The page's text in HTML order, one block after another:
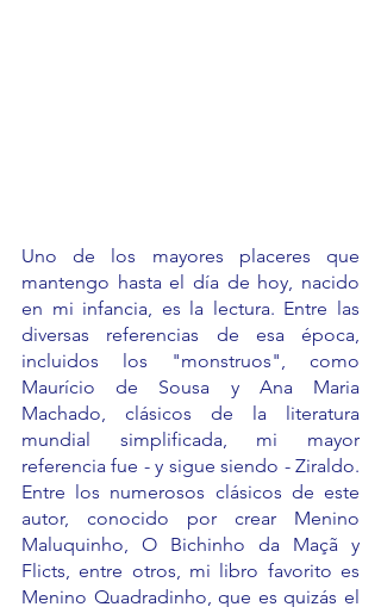
Uno de los mayores placeres que
mantengo hasta el día de hoy, nacido
en mi infancia, es la lectura. Entre las
diversas referencias de esa época,
incluidos los "monstruos", como
Maurício de Sousa y Ana Maria
Machado, clásicos de la literatura
mundial simplificada, mi mayor
referencia fue - y sigue siendo - Ziraldo.
Entre los numerosos clásicos de este
autor, conocido por crear Menino
Maluquinho, O Bichinho da Maçã y
Flicts, entre otros, mi libro favorito es
Menino Quadradinho, que es quizás el